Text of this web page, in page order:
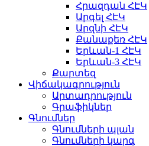
Հրազդան ՀԷԿ
Արգել ՀԷԿ
Արզնի ՀԷԿ
Քանաքեռ ՀԷԿ
Երևան-1 ՀԷԿ
Երևան-3 ՀԷԿ
Քարտեզ
Վիճակագրություն
Արտադրություն
Գրաֆիկներ
Գնումներ
Գնումների պլան
Գնումների կարգ